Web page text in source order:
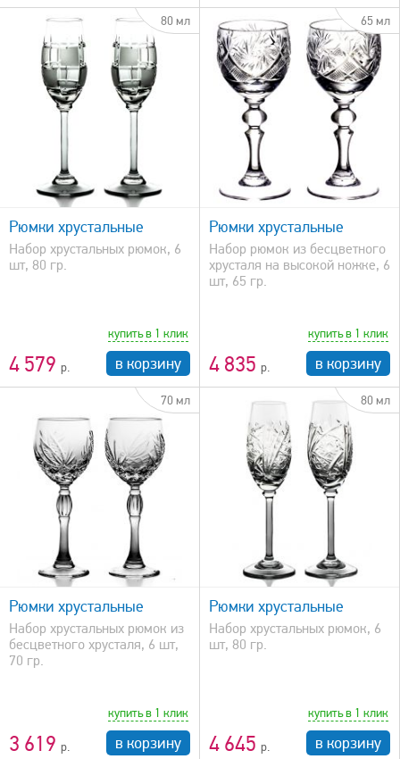
80 мл
Рюмки хрустальные
Набор хрустальных рюмок, 6
шт, 80 гр.
4 579
купить в 1 клик
в корзину
65 мл
быстрый просмотр
Рюмки хрустальные
Набор рюмок из бесцветного
хрусталя на высокой ножке, 6
шт, 65 гр.
4 835
купить в 1 клик
в корзину
70 мл
Рюмки хрустальные
Набор хрустальных рюмок из
бесцветного хрусталя, 6 шт,
70 гр.
3 619
купить в 1 клик
в корзину
80 мл
быстрый просмотр
Рюмки хрустальные
Набор хрустальных рюмок, 6
шт, 80 гр.
4 645
купить в 1 клик
в корзину